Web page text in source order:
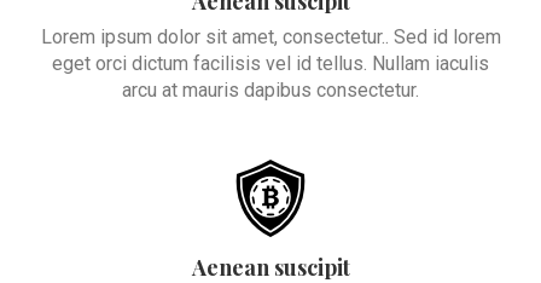
Lorem ipsum dolor sit amet, consectetur.. Sed id lorem
eget orci dictum facilisis vel id tellus. Nullam iaculis
arcu at mauris dapibus consectetur.
Aenean suscipit